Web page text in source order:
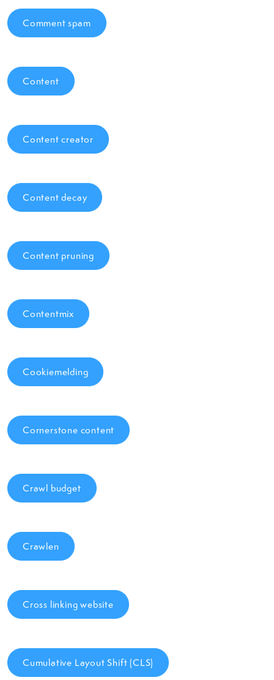
Comment spam
Content
Content creator
Content decay
Content pruning
Contentmix
Cookiemelding
Cornerstone content
Crawl budget
Crawlen
Cross linking website
Cumulative Layout Shift (CLS)